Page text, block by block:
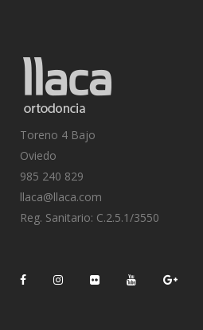
Toreno 4 Bajo
Oviedo
985 240 829
llaca@llaca.com
Reg. Sanitario: C.2.5.1/3550